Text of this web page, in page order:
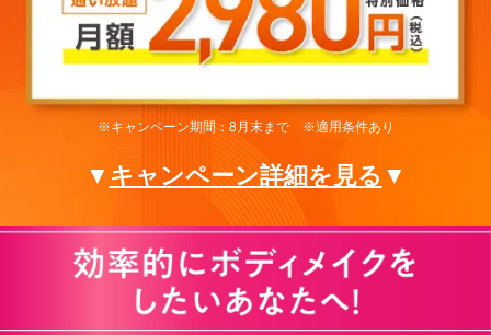
※キャンペーン期間：8月末まで ※適用条件あり
▼ キャンペーン詳細を見る ▼